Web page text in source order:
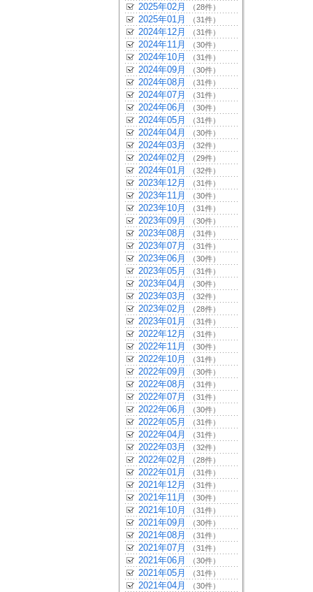
2025年02月 （28件）
2025年01月 （31件）
2024年12月 （31件）
2024年11月 （30件）
2024年10月 （31件）
2024年09月 （30件）
2024年08月 （31件）
2024年07月 （31件）
2024年06月 （30件）
2024年05月 （31件）
2024年04月 （30件）
2024年03月 （32件）
2024年02月 （29件）
2024年01月 （32件）
2023年12月 （31件）
2023年11月 （30件）
2023年10月 （31件）
2023年09月 （30件）
2023年08月 （31件）
2023年07月 （31件）
2023年06月 （30件）
2023年05月 （31件）
2023年04月 （30件）
2023年03月 （32件）
2023年02月 （28件）
2023年01月 （31件）
2022年12月 （31件）
2022年11月 （30件）
2022年10月 （31件）
2022年09月 （30件）
2022年08月 （31件）
2022年07月 （31件）
2022年06月 （30件）
2022年05月 （31件）
2022年04月 （31件）
2022年03月 （32件）
2022年02月 （28件）
2022年01月 （31件）
2021年12月 （31件）
2021年11月 （30件）
2021年10月 （31件）
2021年09月 （30件）
2021年08月 （31件）
2021年07月 （31件）
2021年06月 （30件）
2021年05月 （31件）
2021年04月 （30件）